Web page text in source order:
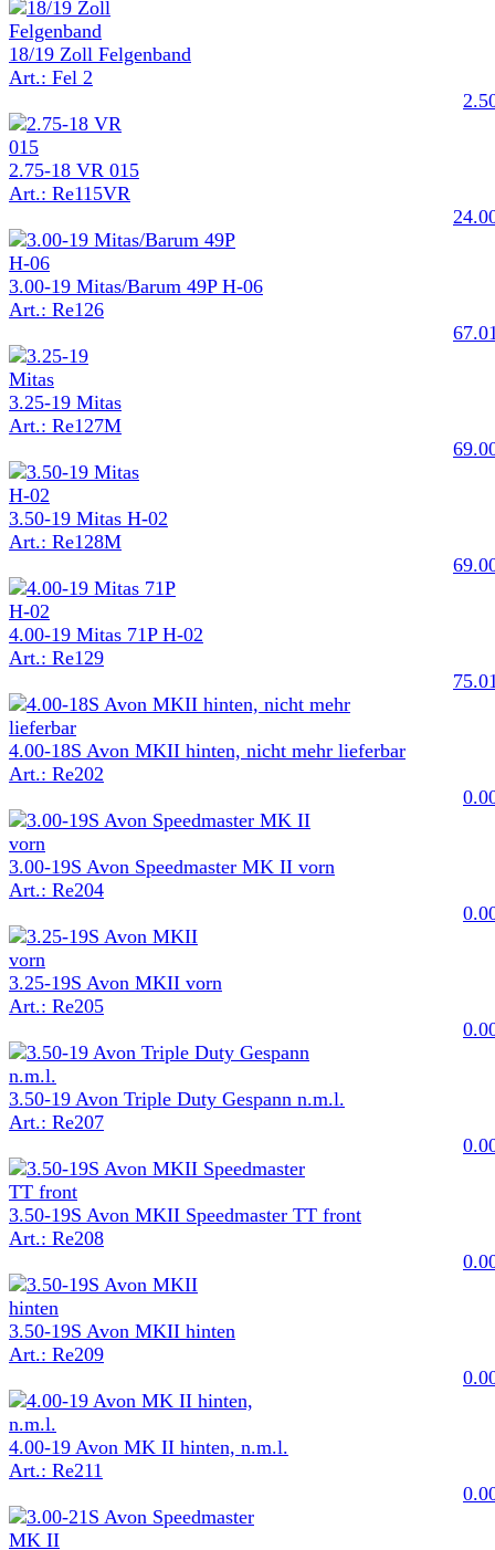
18/19 Zoll Felgenband
Art.: Fel 2
2.75-18 VR 015
Art.: Re115VR
3.00-19 Mitas/Barum 49P H-06
Art.: Re126
3.25-19 Mitas
Art.: Re127M
3.50-19 Mitas H-02
Art.: Re128M
4.00-19 Mitas 71P H-02
Art.: Re129
4.00-18S Avon MKII hinten, nicht mehr lieferbar
Art.: Re202
3.00-19S Avon Speedmaster MK II vorn
Art.: Re204
3.25-19S Avon MKII vorn
Art.: Re205
3.50-19 Avon Triple Duty Gespann n.m.l.
Art.: Re207
3.50-19S Avon MKII Speedmaster TT front
Art.: Re208
3.50-19S Avon MKII hinten
Art.: Re209
4.00-19 Avon MK II hinten, n.m.l.
Art.: Re211